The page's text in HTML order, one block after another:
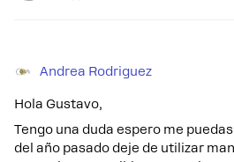
Andrea Rodriguez
Hola Gustavo,
Tengo una duda espero me
del año pasado deje de utilizar